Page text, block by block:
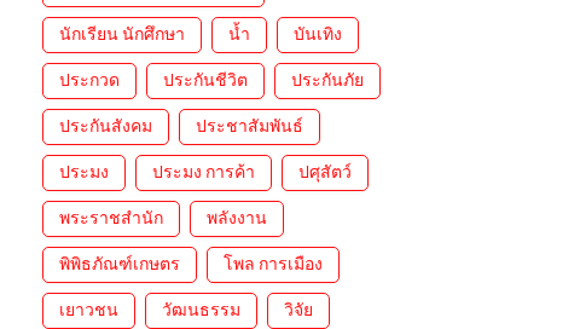
นักเรียน นักศึกษา น้ำ บันเทิง
ประกวด ประกันชีวิต ประกันภัย
ประกันสังคม ประชาสัมพันธ์
ประมง ประมง การค้า ปศุสัตว์
พระราชสำนัก พลังงาน
พิพิธภัณฑ์เกษตร โพล การเมือง
เยาวชน วัฒนธรรม วิจัย